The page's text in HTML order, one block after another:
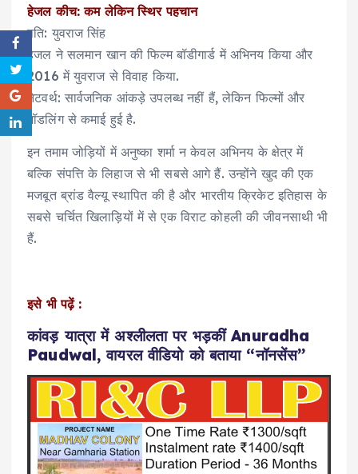
हेजल कीच: कम लेकिन स्थिर पहचान
पति: युवराज सिंह
हेजल ने सलमान खान की फिल्म बॉडीगार्ड में अभिनय किया और
2016 में युवराज से विवाह किया.
नेटवर्थ: सार्वजनिक आंकड़े उपलब्ध नहीं हैं, लेकिन फिल्मों और
मॉडलिंग से कमाई हुई है.
इन तमाम जोड़ियों में अनुष्का शर्मा न केवल अभिनय के क्षेत्र में
बल्कि संपत्ति के लिहाज से भी सबसे आगे हैं. उन्होंने खुद की एक
मजबूत ब्रांड वैल्यू स्थापित की है और भारतीय क्रिकेट इतिहास के
सबसे चर्चित खिलाड़ियों में से एक विराट कोहली की जीवनसाथी भी
हैं.
इसे भी पढ़ें :
कांवड़ यात्रा में अश्लीलता पर भड़कीं Anuradha
Paudwal, वायरल वीडियो को बताया “नॉनसेंस”